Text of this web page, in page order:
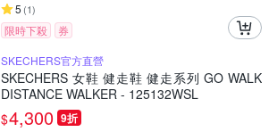
5 (1)
限時下殺
券
SKECHERS官方直營
SKECHERS 女鞋 健走鞋 健走系列 GO WALK
DISTANCE WALKER - 125132WSL
$4,300 9折